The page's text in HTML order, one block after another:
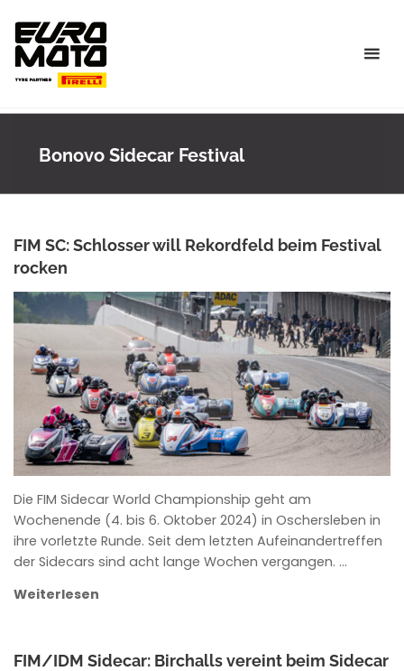
content
Bonovo Sidecar Festival
FIM SC: Schlosser will Rekordfeld beim Festival
rocken
ANKE WIECZOREK
Die FIM Sidecar World Championship geht am
Wochenende (4. bis 6. Oktober 2024) in Oschersleben in
ihre vorletzte Runde. Seit dem letzten Aufeinandertreffen
der Sidecars sind acht lange Wochen vergangen. …
Weiterlesen
FIM/IDM Sidecar: Birchalls vereint beim Sidecar